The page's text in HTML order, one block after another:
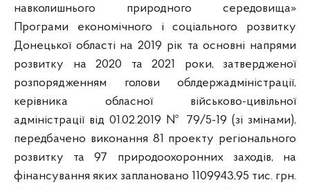
навколишнього природного середовища»
Програми економічного і соціального розвитку
Донецької області на 2019 рік та основні напрями
розвитку на 2020 та 2021 роки, затвердженої
розпорядженням голови облдержадміністрації,
керівника обласної військово-цивільної
адміністрації від 01.02.2019 № 79/5-19 (зі змінами),
передбачено виконання 81 проекту регіонального
розвитку та 97 природоохоронних заходів, на
фінансування яких заплановано 1109943,95 тис. грн.